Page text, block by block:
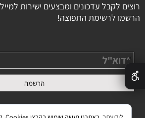
רוצים לקבל עדכונים ומבצעים ישירות
הרשמו לרשימת התפוצה!
✕